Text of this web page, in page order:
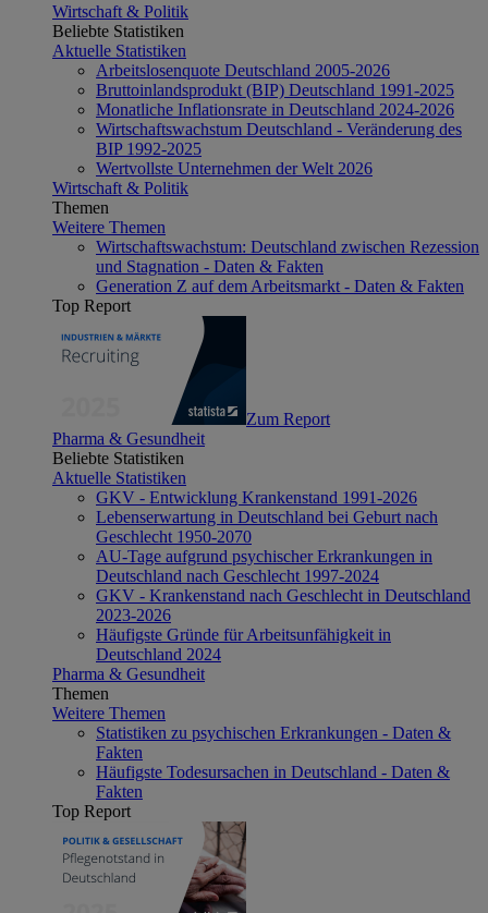
Wirtschaft & Politik
Beliebte Statistiken
Aktuelle Statistiken
Arbeitslosenquote Deutschland 2005-2026
Bruttoinlandsprodukt (BIP) Deutschland 1991-2025
Monatliche Inflationsrate in Deutschland 2024-2026
Wirtschaftswachstum Deutschland - Veränderung des
BIP 1992-2025
Wertvollste Unternehmen der Welt 2026
Wirtschaft & Politik
Themen
Weitere Themen
Wirtschaftswachstum: Deutschland zwischen Rezession
und Stagnation - Daten & Fakten
Generation Z auf dem Arbeitsmarkt - Daten & Fakten
Top Report
Zum Report
Pharma & Gesundheit
Beliebte Statistiken
Aktuelle Statistiken
GKV - Entwicklung Krankenstand 1991-2026
Lebenserwartung in Deutschland bei Geburt nach
Geschlecht 1950-2070
AU-Tage aufgrund psychischer Erkrankungen in
Deutschland nach Geschlecht 1997-2024
GKV - Krankenstand nach Geschlecht in Deutschland
2023-2026
Häufigste Gründe für Arbeitsunfähigkeit in
Deutschland 2024
Pharma & Gesundheit
Themen
Weitere Themen
Statistiken zu psychischen Erkrankungen - Daten &
Fakten
Häufigste Todesursachen in Deutschland - Daten &
Fakten
Top Report